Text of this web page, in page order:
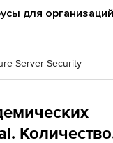
для организаций
Server Security
Количество